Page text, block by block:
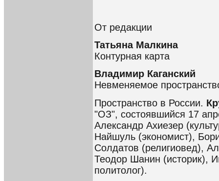
От редакции
Татьяна Малкина
Контурная карта
Владимир Каганский
Невменяемое
Пространство в России.
"ОЗ", состоявшийся 17
Александр Ахиезер
Найшуль (экономист),
Солдатов (религиовед),
Теодор Шанин (историк),
политолог).